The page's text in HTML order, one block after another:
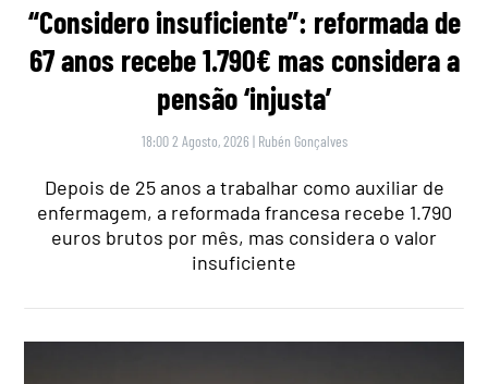
“Considero insuficiente”: reformada de
67 anos recebe 1.790€ mas considera a
pensão ‘injusta’
18:00 2 Agosto, 2026 | Rubén Gonçalves
Depois de 25 anos a trabalhar como auxiliar de
enfermagem, a reformada francesa recebe 1.790
euros brutos por mês, mas considera o valor
insuficiente